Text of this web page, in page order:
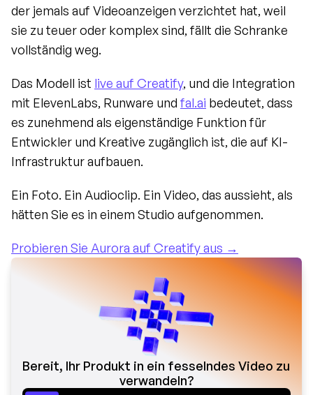
der jemals auf Videoanzeigen verzichtet hat, weil
sie zu teuer oder komplex sind, fällt die Schranke
vollständig weg.
Das Modell ist live auf Creatify, und die Integration
mit ElevenLabs, Runware und fal.ai bedeutet, dass
es zunehmend als eigenständige Funktion für
Entwickler und Kreative zugänglich ist, die auf KI-
Infrastruktur aufbauen.
Ein Foto. Ein Audioclip. Ein Video, das aussieht, als
hätten Sie es in einem Studio aufgenommen.
Probieren Sie Aurora auf Creatify aus →
Bereit, Ihr Produkt in ein fesselndes Video zu
verwandeln?